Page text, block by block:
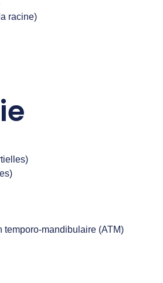
racine)
temporo-mandibulaire (ATM)